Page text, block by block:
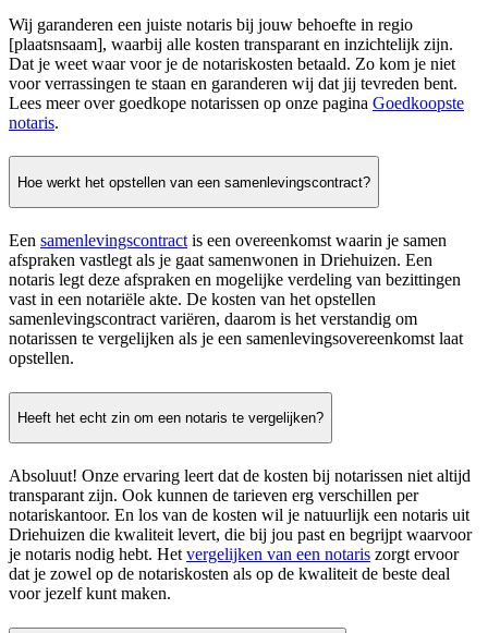
Wij garanderen een juiste notaris bij jouw behoefte in regio
[plaatsnsaam], waarbij alle kosten transparant en inzichtelijk zijn.
Dat je weet waar voor je de notariskosten betaald. Zo kom je niet
voor verrassingen te staan en garanderen wij dat jij tevreden bent.
Lees meer over goedkope notarissen op onze pagina Goedkoopste
notaris.
Hoe werkt het opstellen van een samenlevingscontract?
Een samenlevingscontract is een overeenkomst waarin je samen
afspraken vastlegt als je gaat samenwonen in Driehuizen. Een
notaris legt deze afspraken en mogelijke verdeling van bezittingen
vast in een notariële akte. De kosten van het opstellen
samenlevingscontract variëren, daarom is het verstandig om
notarissen te vergelijken als je een samenlevingsovereenkomst laat
opstellen.
Heeft het echt zin om een notaris te vergelijken?
Absoluut! Onze ervaring leert dat de kosten bij notarissen niet altijd
transparant zijn. Ook kunnen de tarieven erg verschillen per
notariskantoor. En los van de kosten wil je natuurlijk een notaris uit
Driehuizen die kwaliteit levert, die bij jou past en begrijpt waarvoor
je notaris nodig hebt. Hetvergelijken van een notaris zorgt ervoor
dat je zowel op de notariskosten als op de kwaliteit de beste deal
voor jezelf kunt maken.